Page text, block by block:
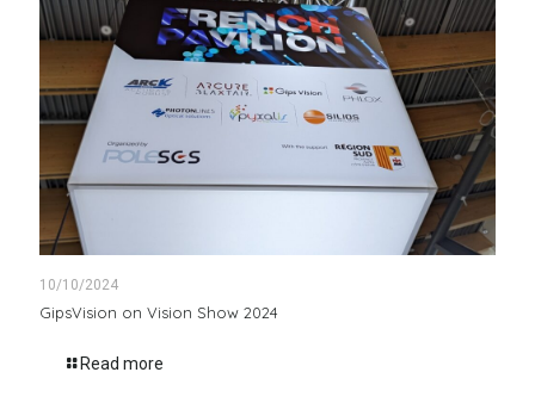
10/10/2024
GipsVision on Vision Show 2024
Read more